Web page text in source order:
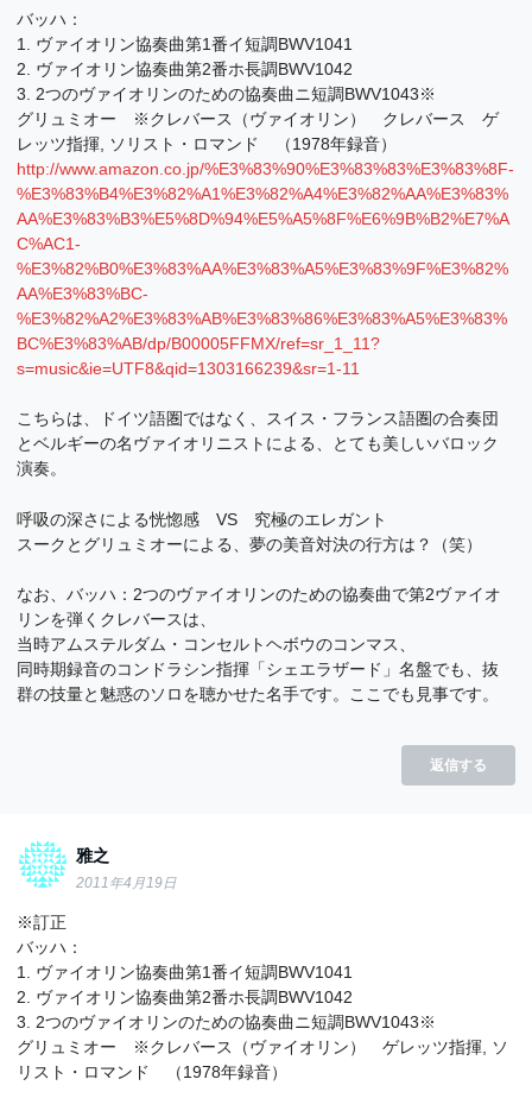
バッハ：
1. ヴァイオリン協奏曲第1番イ短調BWV1041
2. ヴァイオリン協奏曲第2番ホ長調BWV1042
3. 2つのヴァイオリンのための協奏曲ニ短調BWV1043※
グリュミオー ※クレバース（ヴァイオリン） クレバース ゲ
レッツ指揮, ソリスト・ロマンド （1978年録音）
http://www.amazon.co.jp/%E3%83%90%E3%83%83%E3%83%8F-
%E3%83%B4%E3%82%A1%E3%82%A4%E3%82%AA%E3%83%
AA%E3%83%B3%E5%8D%94%E5%A5%8F%E6%9B%B2%E7%A
C%AC1-
%E3%82%B0%E3%83%AA%E3%83%A5%E3%83%9F%E3%82%
AA%E3%83%BC-
%E3%82%A2%E3%83%AB%E3%83%86%E3%83%A5%E3%83%
BC%E3%83%AB/dp/B00005FFMX/ref=sr_1_11?
s=music&ie=UTF8&qid=1303166239&sr=1-11
こちらは、ドイツ語圏ではなく、スイス・フランス語圏の合奏団
とベルギーの名ヴァイオリニストによる、とても美しいバロック
演奏。
呼吸の深さによる恍惚感 VS 究極のエレガント
スークとグリュミオーによる、夢の美音対決の行方は？（笑）
なお、バッハ：2つのヴァイオリンのための協奏曲で第2ヴァイオ
リンを弾くクレバースは、
当時アムステルダム・コンセルトヘボウのコンマス、
同時期録音のコンドラシン指揮「シェエラザード」名盤でも、抜
群の技量と魅惑のソロを聴かせた名手です。ここでも見事です。
返信する
雅之
2011年4月19日
※訂正
バッハ：
1. ヴァイオリン協奏曲第1番イ短調BWV1041
2. ヴァイオリン協奏曲第2番ホ長調BWV1042
3. 2つのヴァイオリンのための協奏曲ニ短調BWV1043※
グリュミオー ※クレバース（ヴァイオリン） ゲレッツ指揮, ソ
リスト・ロマンド （1978年録音）